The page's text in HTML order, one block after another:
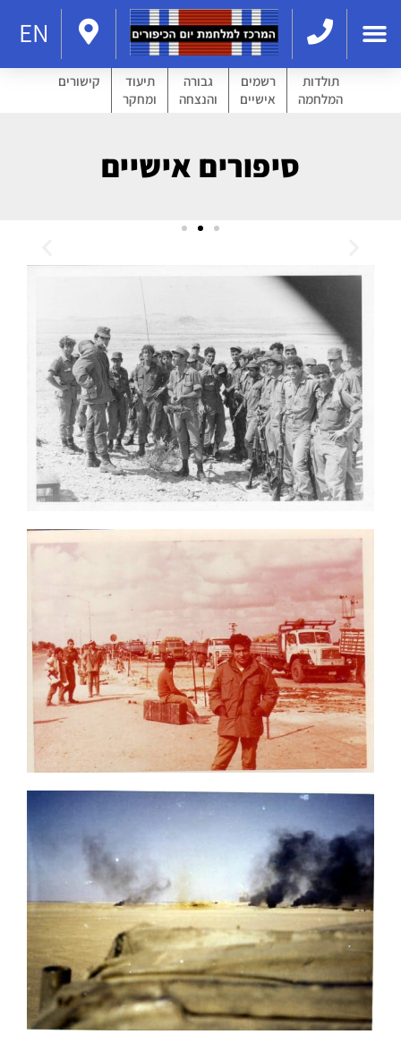
EN
תולדות
המלחמה
רשמים
אישיים
גבורה
והנצחה
תיעוד
ומחקר
קישורים
סיפורים אישיים
ליאור מרגולין
קצין נשק וגשר אח"י חנית
לחץ כאן